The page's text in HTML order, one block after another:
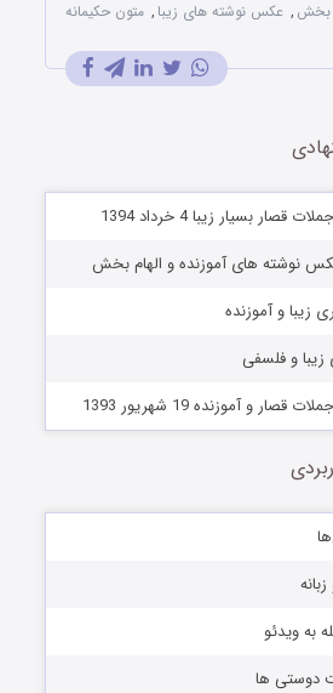
بخش , عکس نوشته های زیبا , متون حکیمانه
بسیار زیبا 4 خرداد 1394
نوشته های آموزنده و الهام بخش
زیبا و آموزنده
و فلسفی
و آموزنده 19 شهریور 1393
به ویدئو
دوستی ها